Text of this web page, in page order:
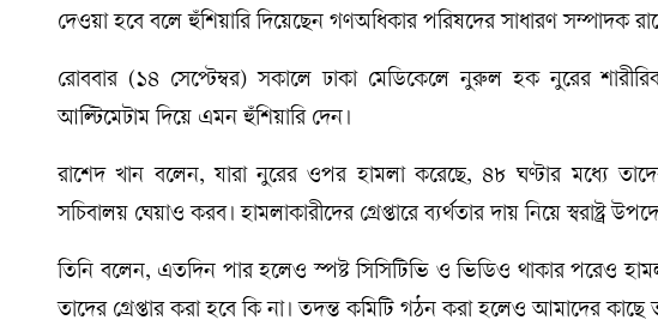
দেওয়া হবে বলে হুঁশিয়ারি দিয়েছেন গণঅধিকার পরিষদের সাধারণ সম্পাদক
রোববার (১৪ সেপ্টেম্বর) সকালে ঢাকা মেডিকেলে নুরুল হক নুরের
আল্টিমেটাম দিয়ে এমন হুঁশিয়ারি দেন।
রাশেদ খান বলেন, যারা নুরের ওপর হামলা করেছে, ৪৮ ঘণ্টার মধ্যে
সচিবালয় ঘেয়াও করব। হামলাকারীদের গ্রেপ্তারে ব্যর্থতার দায় নিয়ে স্বরাষ্ট্র
তিনি বলেন, এতদিন পার হলেও স্পষ্ট সিসিটিভি ও ভিডিও থাকার পরেও
তাদের গ্রেপ্তার করা হবে কি না। তদন্ত কমিটি গঠন করা হলেও আমাদের